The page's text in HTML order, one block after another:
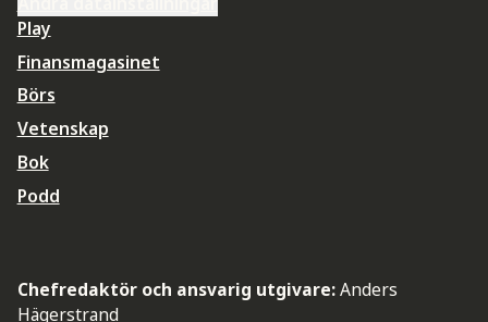
Play
Finansmagasinet
Börs
Vetenskap
Bok
Podd
Chefredaktör och ansvarig utgivare: Anders
Hägerstrand